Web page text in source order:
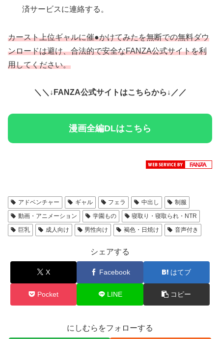
済サービスに連絡する。
カースト上位ギャルに催●かけてみたを無断での無料ダウ
ンロードは避け、合法的で安全なFANZA公式サイトを利
用してください。
＼＼↓FANZA公式サイトはこちらから↓／／
漫画全編DLはこちら
アドベンチャー ギャル フェラ 中出し
制服
動画・アニメーション
学園もの
寝取り・寝取られ・NTR
巨乳
成人向け 男性向け 褐色・日焼け 音声付き
シェアする
X Facebook はてブ
Pocket LINE コピー
にしむらをフォローする